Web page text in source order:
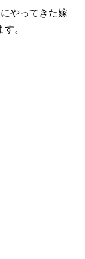
やってきた嫁
。